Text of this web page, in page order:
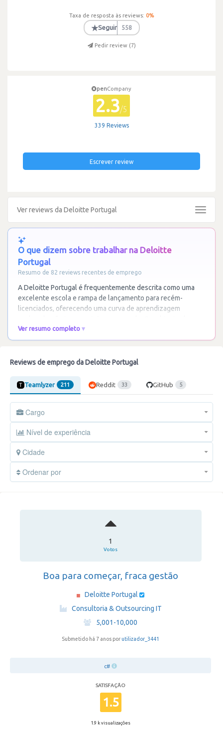
Taxa de resposta às reviews: 0%
★Seguir 558
Pedir review (7)
penCompany
2.3/5
339 Reviews
Escrever review
Ver reviews da Deloitte Portugal
Toggle
O que dizem sobre trabalhar na Deloitte
Portugal
Resumo de 82 reviews recentes de emprego
A Deloitte Portugal é frequentemente descrita como uma
excelente escola e rampa de lançamento para recém-
licenciados, oferecendo uma curva de aprendizagem
Ler mais
Ver resumo completo
Reviews de emprego da Deloitte Portugal
Teamlyzer 211 Reddit 33 GitHub 5
Cargo
Nível de experiência
Cidade
Ordenar por
1
Votos
Boa para começar, fraca gestão
Deloitte Portugal
·
Consultoria & Outsourcing IT
·
5,001-10,000
Submetido há 7 anos por utilizador_3441
c#
SATISFAÇÃO
1.5
1.9 k visualizações